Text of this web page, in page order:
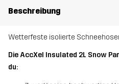
Beschreibung
Wetterfeste isolierte
Die AccXel Insulated 2L Snow
du: